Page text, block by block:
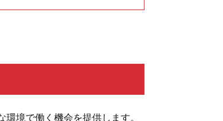
境で働く機会を提供します。